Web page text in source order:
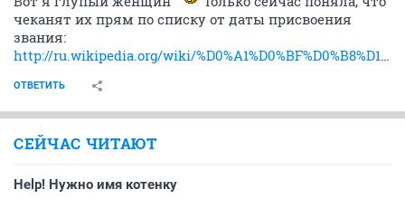
чеканят их прям по списку от даты присвоения
звания:
http://ru.wikipedia.org/wiki/%D0%A1%D0%BF%D0%B8%D1%81%D0%BE%D0%BA_%D0%B3%D0%BE%D1%80%D0%BE%D0%B4%D0%BE%D0%B2_%D0%B2%D0%BE%D0%B8%D0%BD%D1%81%D0%BA%D0%BE%D0%B9_%D1%81%D0%BB%D0%B0%D0%B2%D1%8B
ОТВЕТИТЬ
СЕЙЧАС ЧИТАЮТ
Help! Нужно имя котенку